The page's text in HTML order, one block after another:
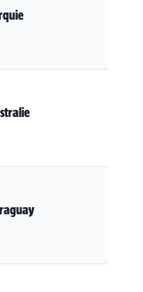
Australie - Turquie
États-Unis - Australie
Turquie - Paraguay